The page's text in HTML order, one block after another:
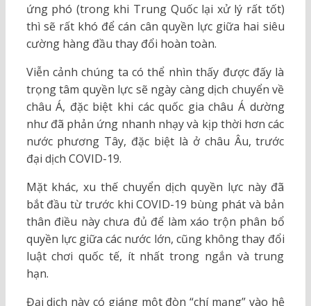
ứng phó (trong khi Trung Quốc lại xử lý rất tốt)
thì sẽ rất khó để cán cân quyền lực giữa hai siêu
cường hàng đầu thay đổi hoàn toàn.
Viễn cảnh chúng ta có thể nhìn thấy được đấy là
trọng tâm quyền lực sẽ ngày càng dịch chuyển về
châu Á, đặc biệt khi các quốc gia châu Á dường
như đã phản ứng nhanh nhạy và kịp thời hơn các
nước phương Tây, đặc biệt là ở châu Âu, trước
đại dịch COVID-19.
Mặt khác, xu thế chuyển dịch quyền lực này đã
bắt đầu từ trước khi COVID-19 bùng phát và bản
thân điều này chưa đủ để làm xáo trộn phân bổ
quyền lực giữa các nước lớn, cũng không thay đổi
luật chơi quốc tế, ít nhất trong ngắn và trung
hạn.
Đại dịch này có giáng một đòn “chí mạng” vào hệ